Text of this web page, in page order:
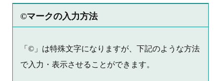
©マークの入力方法
「©」は特殊文字になりますが、下記のような方法
で入力・表示させることができます。